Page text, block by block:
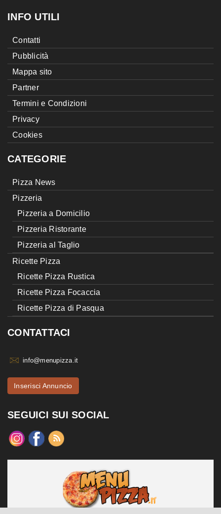
INFO UTILI
Contatti
Pubblicità
Mappa sito
Partner
Termini e Condizioni
Privacy
Cookies
CATEGORIE
Pizza News
Pizzeria
Pizzeria a Domicilio
Pizzeria Ristorante
Pizzeria al Taglio
Ricette Pizza
Ricette Pizza Rustica
Ricette Pizza Focaccia
Ricette Pizza di Pasqua
CONTATTACI
info@menupizza.it
Inserisci Annuncio
SEGUICI SUI SOCIAL